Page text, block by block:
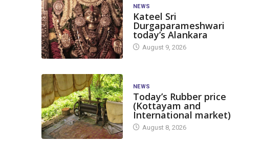
NEWS
Kateel Sri
Durgaparameshwari
today’s Alankara
August 9, 2026
NEWS
Today’s Rubber price
(Kottayam and
International market)
August 8, 2026